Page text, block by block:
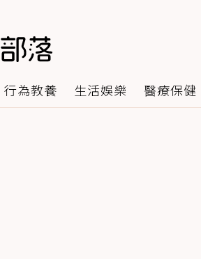
行為教養 生活娛樂 醫療保健